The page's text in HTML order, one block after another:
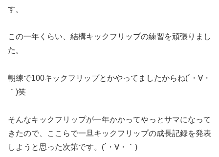
す。
この一年くらい、結構キックフリップの練習を頑張りまし
た。
朝練で100キックフリップとかやってましたからね(´・∀・
｀)笑
そんなキックフリップが一年かかってやっとサマになって
きたので、ここらで一旦キックフリップの成長記録を発表
しようと思った次第です。(´・∀・｀)